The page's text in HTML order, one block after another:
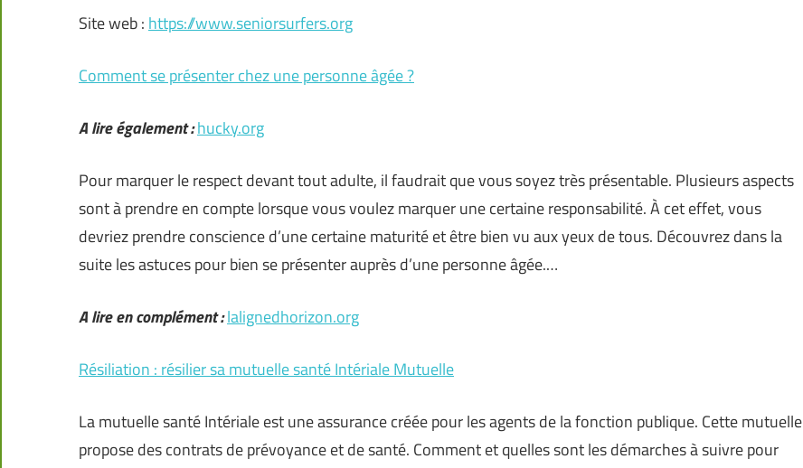
Site web : https://www.seniorsurfers.org
Comment se présenter chez une personne âgée ?
A lire également :hucky.org
Pour marquer le respect devant tout adulte, il faudrait que vous soyez très présentable. Plusieurs aspects
sont à prendre en compte lorsque vous voulez marquer une certaine responsabilité. À cet effet, vous
devriez prendre conscience d’une certaine maturité et être bien vu aux yeux de tous. Découvrez dans la
suite les astuces pour bien se présenter auprès d’une personne âgée.…
A lire en complément :lalignedhorizon.org
Résiliation : résilier sa mutuelle santé Intériale Mutuelle
La mutuelle santé Intériale est une assurance créée pour les agents de la fonction publique. Cette mutuelle
propose des contrats de prévoyance et de santé. Comment et quelles sont les démarches à suivre pour